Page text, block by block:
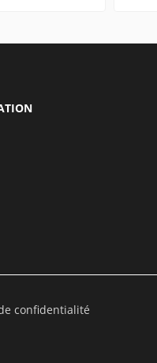
confidentialité